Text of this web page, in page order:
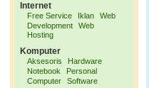
Internet
Free Service Iklan
Web
Development
Web
Hosting
Komputer
Aksesoris
Hardware
Notebook
Personal
Computer
Software